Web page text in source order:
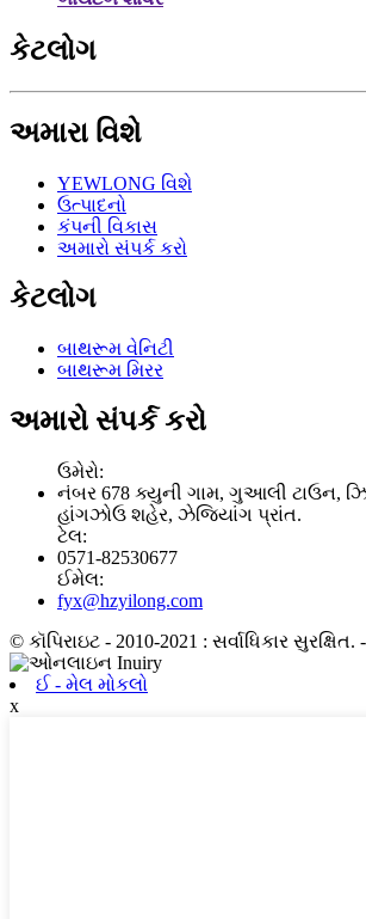
કેટલોગ
અમારા વિશે
YEWLONG વિશે
ઉત્પાદનો
કંપની વિકાસ
અમારો સંપર્ક કરો
કેટલોગ
બાથરૂમ વેનિટી
બાથરૂમ મિરર
અમારો સંપર્ક કરો
ઉમેરો:
નંબર 678 ક્યુની ગામ, ગુઆલી ટાઉન,
હાંગઝોઉ શહેર, ઝેજિયાંગ પ્રાંત.
ટેલ:
0571-82530677
ઈમેલ:
fyx@hzyilong.com
© કૉપિરાઇટ - 2010-2021 : સર્વાધિકાર સુરક્ષિત. -
ઈ - મેલ મોકલો
x